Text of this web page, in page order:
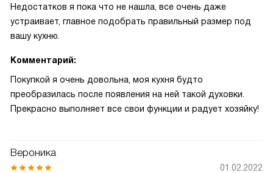
Недостатков я пока что не нашла, все очень даже
устраивает, главное подобрать правильный размер под
вашу кухню.
Комментарий:
Покупкой я очень довольна, моя кухня будто
преобразилась после появления на ней такой духовки.
Прекрасно выполняет все свои функции и радует хозяйку!
Вероника
01.02.2022